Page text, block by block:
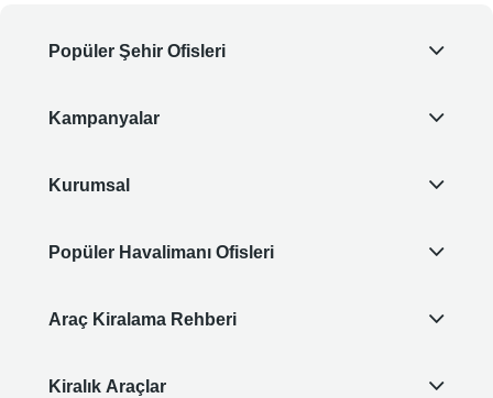
Popüler Şehir Ofisleri
Kampanyalar
Kurumsal
Popüler Havalimanı Ofisleri
Araç Kiralama Rehberi
Kiralık Araçlar